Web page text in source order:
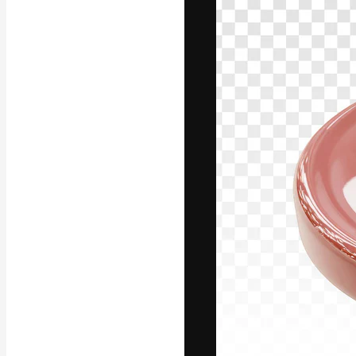
La plateforme
d’abonnés :
studios.
Français